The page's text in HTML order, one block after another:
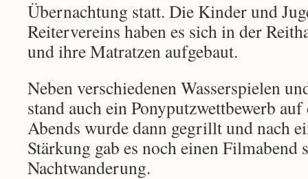
Übernachtung statt. Die Kinder und
Reitervereins haben es sich in der
und ihre Matratzen aufgebaut.
Neben verschiedenen Wasserspielen
stand auch ein Ponyputzwettbewerb
Abends wurde dann gegrillt und nach
Stärkung gab es noch einen Filmabend
Nachtwanderung.